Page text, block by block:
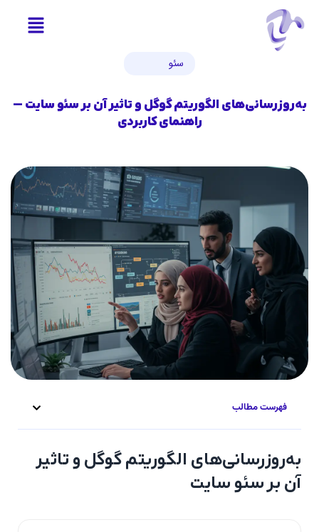
سئو
به‌روزرسانی‌های الگوریتم گوگل و تاثیر آن بر سئو سایت —
راهنمای کاربردی
به‌روزرسانی‌های الگوریتم گوگل و تاثیر
آن بر سئو سایت
فهرست مطالب